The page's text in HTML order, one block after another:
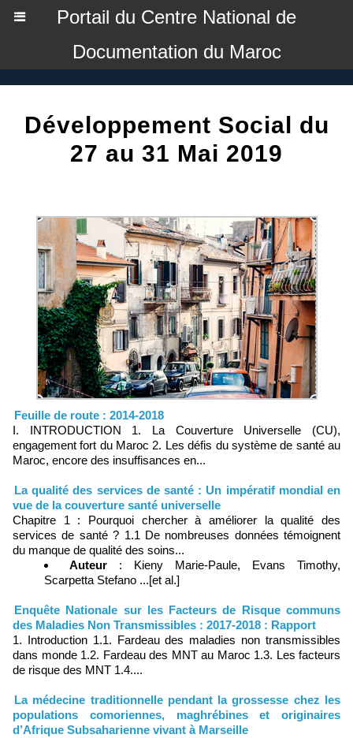
Portail du Centre National de
Documentation du Maroc
Développement Social du
27 au 31 Mai 2019
Feuille de route : 2014-2018
I. INTRODUCTION 1. La Couverture Universelle (CU),
engagement fort du Maroc 2. Les défis du système de santé au
Maroc, encore des insuffisances en...
La qualité des services de santé : Un impératif mondial en
vue de la couverture santé universelle
Chapitre 1 : Pourquoi chercher à améliorer la qualité des
services de santé ? 1.1 De nombreuses données témoignent
du manque de qualité des soins...
Auteur : Kieny Marie-Paule, Evans Timothy,
Scarpetta Stefano ...[et al.]
Enquête Nationale sur les Facteurs de Risque communs
des Maladies Non Transmissibles : 2017-2018 : Rapport
1. Introduction 1.1. Fardeau des maladies non transmissibles
dans monde 1.2. Fardeau des MNT au Maroc 1.3. Les facteurs
de risque des MNT 1.4....
La médecine traditionnelle pendant la grossesse chez les
populations comoriennes, maghrébines et originaires
d’Afrique Subsaharienne vivant à Marseille